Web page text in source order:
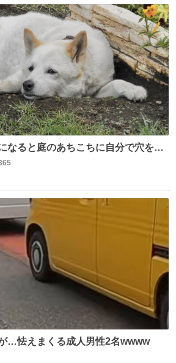
なると庭のあちこちに自分で穴を掘
うさぎ氏がちゃっかり中に入る事も
らず保護者のようにただ見ていた。
…怯えまくる成人男性2名wwww